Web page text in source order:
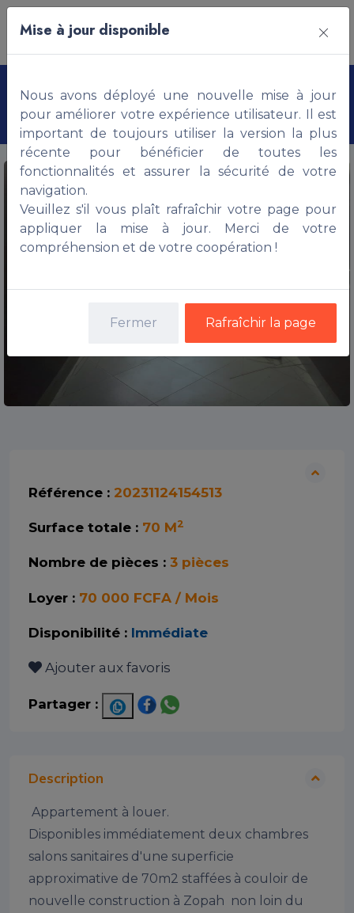
Appartement non meublé,
ABOMEY-CALAVI
Référence : 20231124154513
Surface totale : 70 M2
Nombre de pièces : 3 pièces
Loyer : 70 000 FCFA / Mois
Disponibilité : Immédiate
Ajouter aux favoris
Partager :
Description
Disponibles immédiatement deux chambres
salons sanitaires d'une superficie
approximative de 70m2 staffées à couloir de
nouvelle construction à Zopah  non loin du
Mise à jour disponible
Nous avons déployé une nouvelle mise à jour
pour améliorer votre expérience utilisateur. Il est
important de toujours utiliser la version la plus
récente pour bénéficier de toutes les
fonctionnalités et assurer la sécurité de votre
navigation.
Veuillez s'il vous plaît rafraîchir votre page pour
appliquer la mise à jour. Merci de votre
compréhension et de votre coopération !
Fermer Rafraîchir la page